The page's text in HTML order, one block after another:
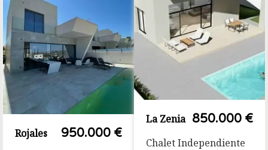
Rojales 950.000 €
La Zenia 850.000 €
Chalet Independiente